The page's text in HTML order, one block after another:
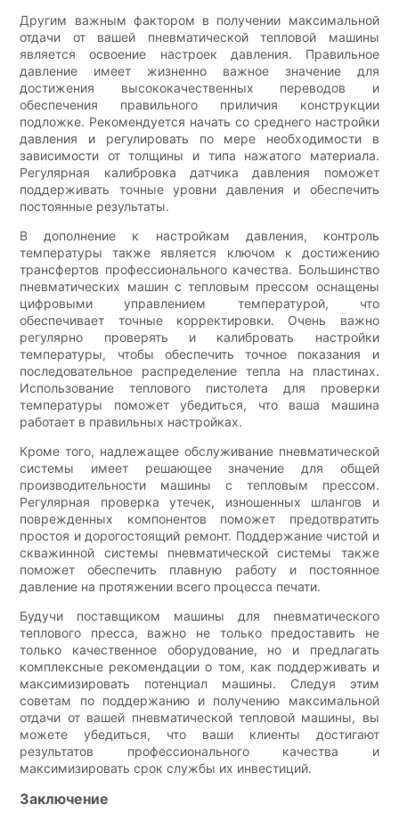
Другим важным фактором в получении максимальной
отдачи от вашей пневматической тепловой машины
является освоение настроек давления. Правильное
давление имеет жизненно важное значение для
достижения высококачественных переводов и
обеспечения правильного приличия конструкции
подложке. Рекомендуется начать со среднего настройки
давления и регулировать по мере необходимости в
зависимости от толщины и типа нажатого материала.
Регулярная калибровка датчика давления поможет
поддерживать точные уровни давления и обеспечить
постоянные результаты.
В дополнение к настройкам давления, контроль
температуры также является ключом к достижению
трансфертов профессионального качества. Большинство
пневматических машин с тепловым прессом оснащены
цифровыми управлением температурой, что
обеспечивает точные корректировки. Очень важно
регулярно проверять и калибровать настройки
температуры, чтобы обеспечить точное показания и
последовательное распределение тепла на пластинах.
Использование теплового пистолета для проверки
температуры поможет убедиться, что ваша машина
работает в правильных настройках.
Кроме того, надлежащее обслуживание пневматической
системы имеет решающее значение для общей
производительности машины с тепловым прессом.
Регулярная проверка утечек, изношенных шлангов и
поврежденных компонентов поможет предотвратить
простоя и дорогостоящий ремонт. Поддержание чистой и
скважинной системы пневматической системы также
поможет обеспечить плавную работу и постоянное
давление на протяжении всего процесса печати.
Будучи поставщиком машины для пневматического
теплового пресса, важно не только предоставить не
только качественное оборудование, но и предлагать
комплексные рекомендации о том, как поддерживать и
максимизировать потенциал машины. Следуя этим
советам по поддержанию и получению максимальной
отдачи от вашей пневматической тепловой машины, вы
можете убедиться, что ваши клиенты достигают
результатов профессионального качества и
максимизировать срок службы их инвестиций.
Заключение